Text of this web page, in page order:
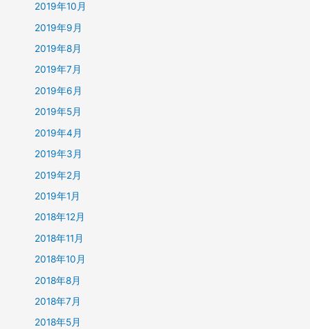
2019年10月
2019年9月
2019年8月
2019年7月
2019年6月
2019年5月
2019年4月
2019年3月
2019年2月
2019年1月
2018年12月
2018年11月
2018年10月
2018年8月
2018年7月
2018年5月